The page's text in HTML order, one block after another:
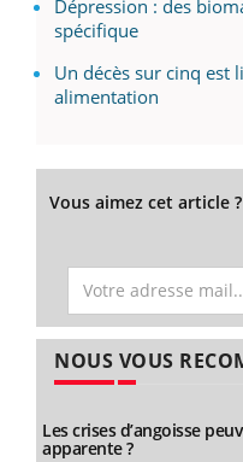
Dépression : des
spécifique
Un décès sur cinq est
alimentation
Vous aimez cet article
NOUS VOUS
Les crises d’angoisse
apparente ?